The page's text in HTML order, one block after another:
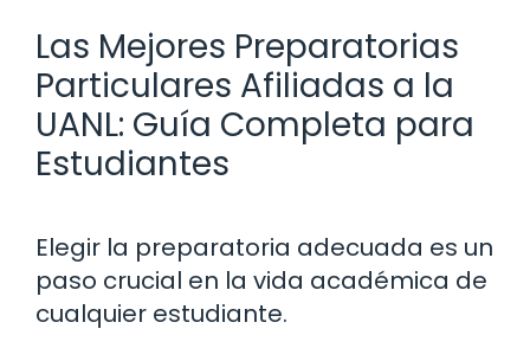
Las Mejores Preparatorias
Particulares Afiliadas a la
UANL: Guía Completa para
Estudiantes
Elegir la preparatoria adecuada es un
paso crucial en la vida académica de
cualquier estudiante.